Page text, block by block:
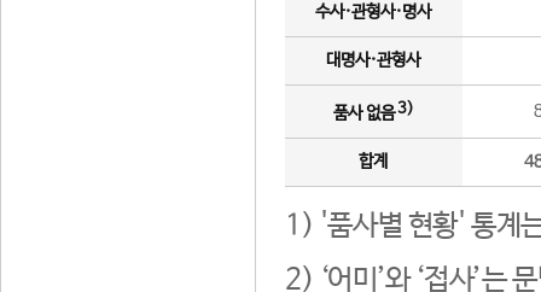
수사·관형사·명사
대명사·관형사
품사 없음3)
합계
1) '품사별 현황' 통계
2) ‘어미’와 ‘접사’는